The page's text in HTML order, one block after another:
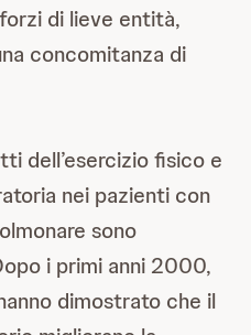
di lieve entità,
concomitanza di
dell’esercizio fisico e
nei pazienti con
sono
i primi anni 2000,
dimostrato che il